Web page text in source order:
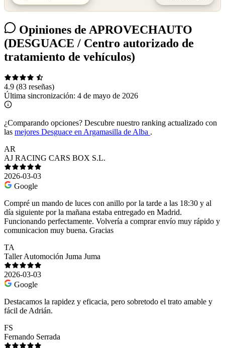
Opiniones de APROVECHAUTO
(DESGUACE / Centro autorizado de
tratamiento de vehículos)
4.9 (83 reseñas)
Última sincronización: 4 de mayo de 2026
¿Comparando opciones? Descubre nuestro ranking actualizado con
las mejores Desguace en Argamasilla de Alba .
AR
AJ RACING CARS BOX S.L.
2026-03-03
Google
Compré un mando de luces con anillo por la tarde a las 18:30 y al
día siguiente por la mañana estaba entregado en Madrid.
Funcionando perfectamente. Volvería a comprar envío muy rápido y
comunicacion muy buena. Gracias
TA
Taller Automoción Juma Juma
2026-03-03
Google
Destacamos la rapidez y eficacia, pero sobretodo el trato amable y
fácil de Adrián.
FS
Fernando Serrada